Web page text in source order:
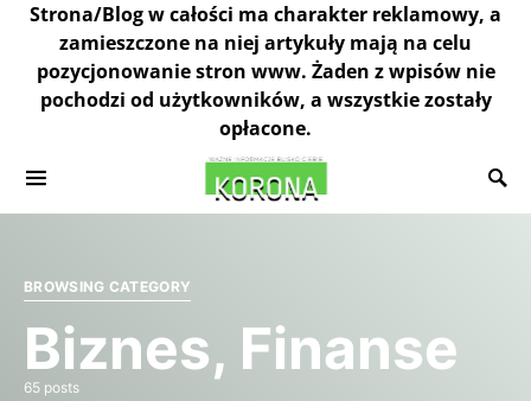
Strona/Blog w całości ma charakter reklamowy, a
zamieszczone na niej artykuły mają na celu
pozycjonowanie stron www. Żaden z wpisów nie
pochodzi od użytkowników, a wszystkie zostały
opłacone.
BROWSING CATEGORY
Biznes, Finanse
65 posts